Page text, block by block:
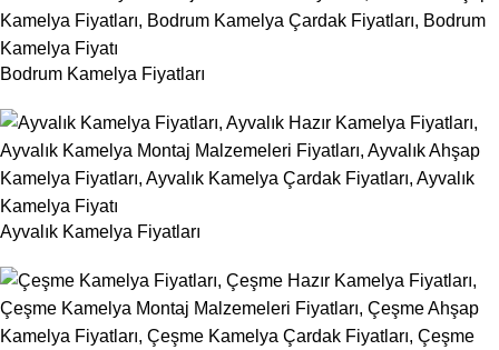
Bodrum Kamelya Fiyatları
Ayvalık Kamelya Fiyatları